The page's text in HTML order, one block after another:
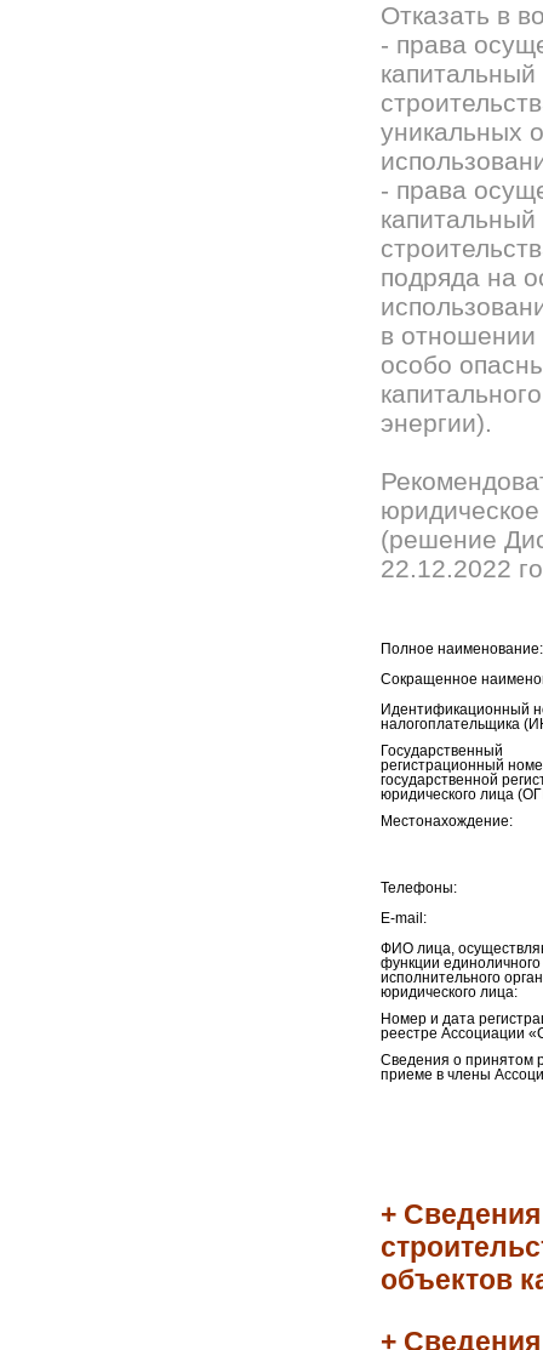
Отказать в
- права
капитальный
уникальных
- права
капитальный
подряда на
в отношении
особо
энергии).
(решение
22.12.2022
Полное наименование:
Сокращенное
Идентификационный
налогоплательщика
Государственный
регистрационный
государственной
юридического лица
Местонахождение:
Телефоны:
E-mail:
ФИО лица,
функции единоличного
исполнительного
юридического лица:
Номер и дата
реестре Ассоциации
Сведения о принятом
приеме в члены
+
объектов
+